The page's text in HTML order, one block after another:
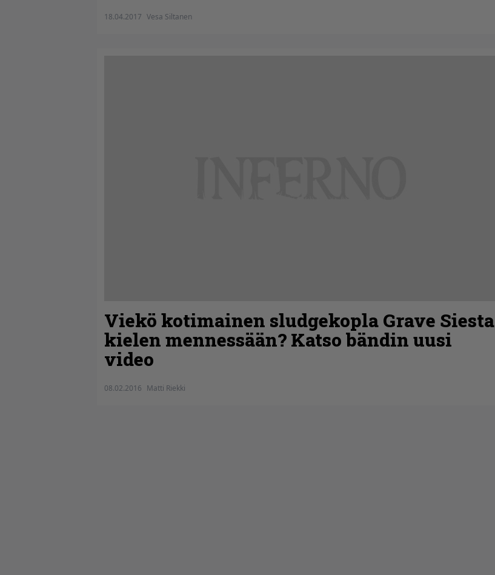
18.04.2017 Vesa Siltanen
Viekö kotimainen sludgekopla Grave Siesta
kielen mennessään? Katso bändin uusi
video
08.02.2016 Matti Riekki